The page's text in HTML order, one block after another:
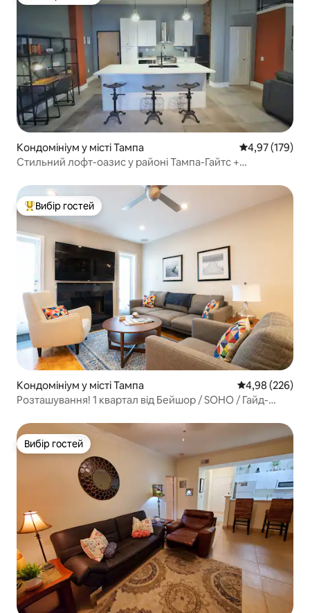
Кондомініум у місті Тампа Середня
4,97 (179)
Стильний лофт-оазис у районі Тампа-Гайтс +
Топ вибір гостей
Вибір гостей
Кондомініум у місті Тампа Середня
4,98 (226)
Розташування! 1 квартал від Бейшор / SOHO / Гайд-
Вибір гостей
Вибір гостей